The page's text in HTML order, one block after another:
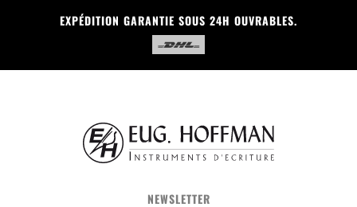
EXPÉDITION GARANTIE SOUS 24H OUVRABLES.
NEWSLETTER